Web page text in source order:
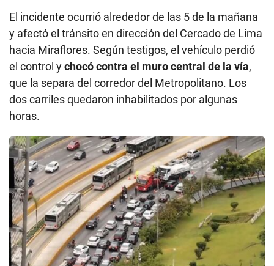
El incidente ocurrió alrededor de las 5 de la mañana
y afectó el tránsito en dirección del Cercado de Lima
hacia Miraflores. Según testigos, el vehículo perdió
el control ychocó contra el muro central de la vía,
que la separa del corredor del Metropolitano. Los
dos carriles quedaron inhabilitados por algunas
horas.